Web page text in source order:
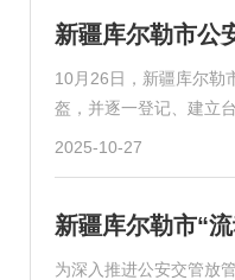
新疆库尔勒市公
10月26日，新疆库尔勒
盔，并逐一登记、建立
2025-10-27
新疆库尔勒市“
为深入推进公安交管放